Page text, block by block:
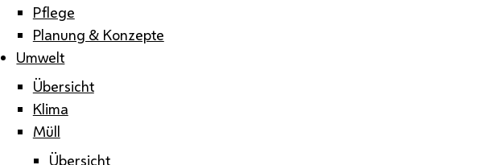
Pflege
Planung & Konzepte
Umwelt
Übersicht
Klima
Müll
Übersicht